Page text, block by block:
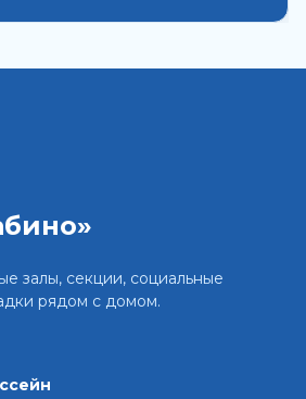
залы, секции, социальные
рядом с домом.